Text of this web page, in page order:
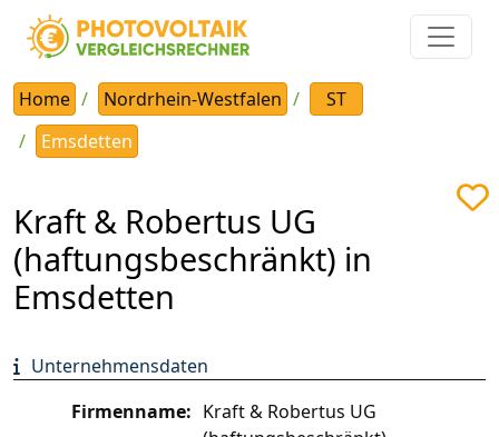
Home Nordrhein-Westfalen
ST
Emsdetten
Kraft & Robertus UG
(haftungsbeschränkt) in
Emsdetten
Unternehmensdaten
Firmenname: Kraft & Robertus UG